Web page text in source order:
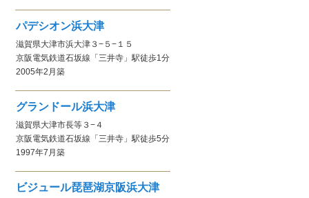
パデシオン浜大津
滋賀県大津市浜大津３−５−１５
京阪電気鉄道石坂線 「三井寺」駅徒歩1分
2005年2月 築
グランドール浜大津
滋賀県大津市長等３−４
京阪電気鉄道石坂線 「三井寺」駅徒歩5分
1997年7月 築
ビジュール琵琶湖京阪浜大津